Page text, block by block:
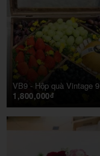
VB9 - Hộp quà Vintage 9
1,800,000đ